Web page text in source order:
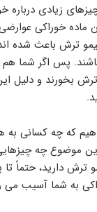
زیادی درباره
ماده خوراکی عوارضی
ترش باعث شده اند
پس اگر شما
ترش بخورند و
که چه کسانی به
موضوع چه
ترش دارید، حتماً تا
به شما آسیب می